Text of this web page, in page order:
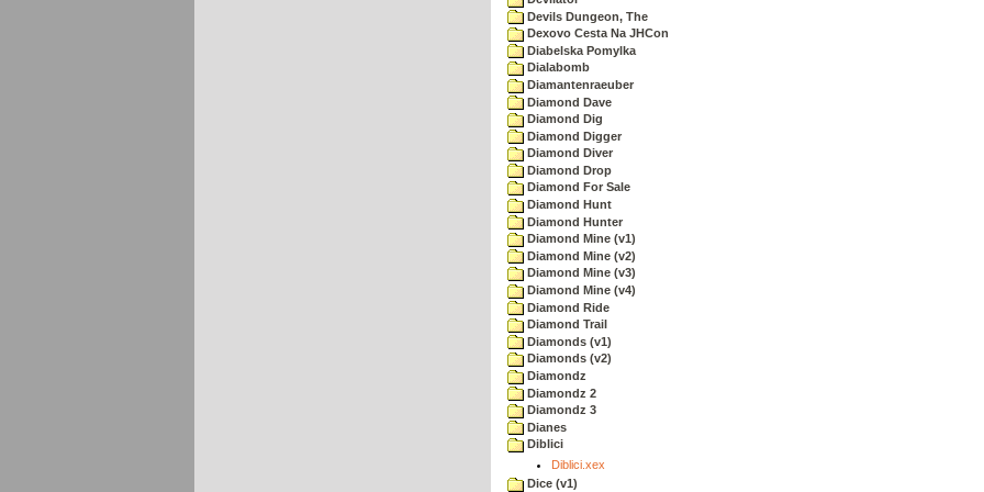
Devils Dungeon, The
Dexovo Cesta Na JHCon
Diabelska Pomylka
Dialabomb
Diamantenraeuber
Diamond Dave
Diamond Dig
Diamond Digger
Diamond Diver
Diamond Drop
Diamond For Sale
Diamond Hunt
Diamond Hunter
Diamond Mine (v1)
Diamond Mine (v2)
Diamond Mine (v3)
Diamond Mine (v4)
Diamond Ride
Diamond Trail
Diamonds (v1)
Diamonds (v2)
Diamondz
Diamondz 2
Diamondz 3
Dianes
Diblici
Diblici.xex
Dice (v1)